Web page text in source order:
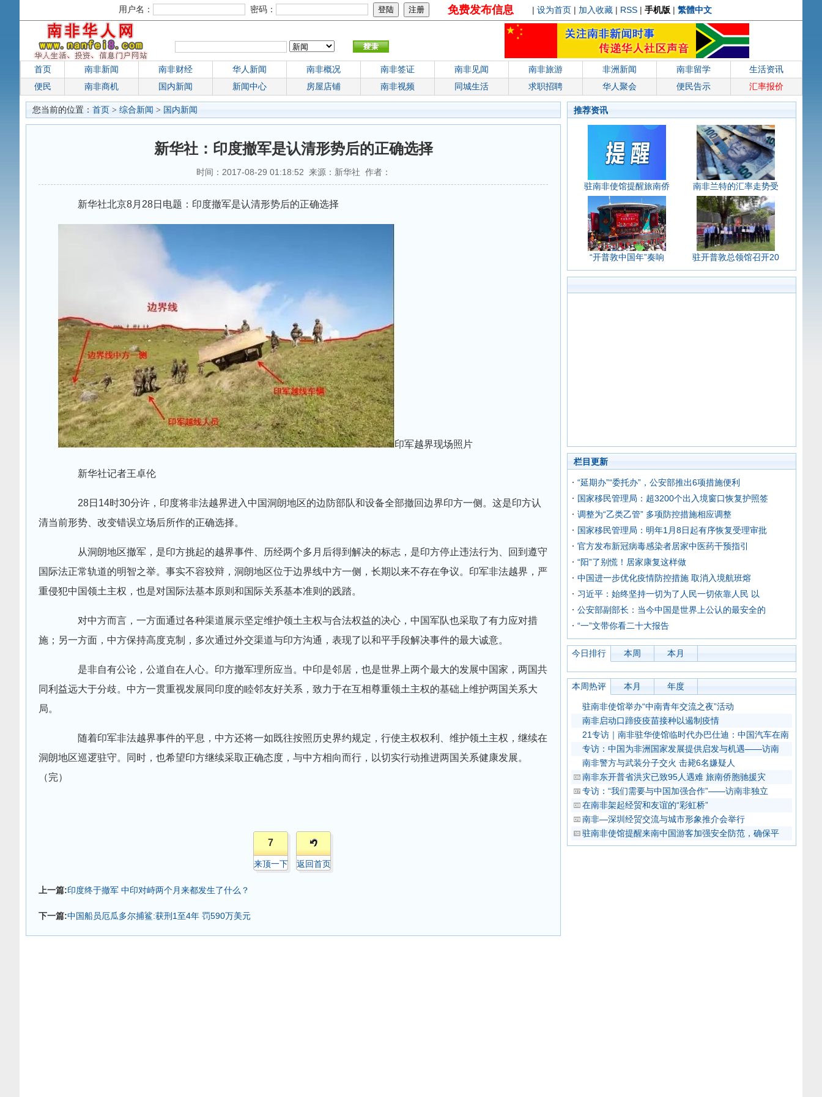
用户名： 密码： 免费发布信息 | 设为首页 | 加入收藏 | RSS | 手机版 | 繁體中文
首页 南非新闻 南非财经 华人新闻 南非概况 南非签证 南非见闻 南非旅游 非洲新闻 南非留学
生活资讯
便民
南非商机 国内新闻 新闻中心 房屋店铺 南非视频 同城生活 求职招聘 华人聚会 便民告示 汇率报价
您当前的位置： 首页 > 综合新闻 > 国内新闻
新华社：印度撤军是认清形势后的正确选择
时间：2017-08-29 01:18:52 来源：新华社 作者：
新华社北京8月28日电题：印度撤军是认清形势后的正确选择
印军越界现场照片
新华社记者王卓伦
28日14时30分许，印度将非法越界进入中国洞朗地区的边防部队和设备全部撤回边界印方一侧。这是印方认
清当前形势、改变错误立场后所作的正确选择。
从洞朗地区撤军，是印方挑起的越界事件、历经两个多月后得到解决的标志，是印方停止违法行为、回到遵守
国际法正常轨道的明智之举。事实不容狡辩，洞朗地区位于边界线中方一侧，长期以来不存在争议。印军非法越界，严
重侵犯中国领土主权，也是对国际法基本原则和国际关系基本准则的践踏。
对中方而言，一方面通过各种渠道展示坚定维护领土主权与合法权益的决心，中国军队也采取了有力应对措
施；另一方面，中方保持高度克制，多次通过外交渠道与印方沟通，表现了以和平手段解决事件的最大诚意。
是非自有公论，公道自在人心。印方撤军理所应当。中印是邻居，也是世界上两个最大的发展中国家，两国共
同利益远大于分歧。中方一贯重视发展同印度的睦邻友好关系，致力于在互相尊重领土主权的基础上维护两国关系大
局。
随着印军非法越界事件的平息，中方还将一如既往按照历史界约规定，行使主权权利、维护领土主权，继续在
洞朗地区巡逻驻守。同时，也希望印方继续采取正确态度，与中方相向而行，以切实行动推进两国关系健康发展。
（完）
7
来顶一下 返回首页
上一篇:印度终于撤军 中印对峙两个月来都发生了什么？
下一篇:中国船员厄瓜多尔捕鲨:获刑1至4年 罚590万美元
推荐资讯
驻南非使馆提醒旅南侨 南非兰特的汇率走势受
“开普敦中国年”奏响 驻开普敦总领馆召开20
栏目更新
“延期办”“委托办”，公安部推出6项措施便利
国家移民管理局：超3200个出入境窗口恢复护照签
调整为“乙类乙管” 多项防控措施相应调整
国家移民管理局：明年1月8日起有序恢复受理审批
官方发布新冠病毒感染者居家中医药干预指引
“阳”了别慌！居家康复这样做
中国进一步优化疫情防控措施 取消入境航班熔
习近平：始终坚持一切为了人民一切依靠人民 以
公安部副部长：当今中国是世界上公认的最安全的
“一”文带你看二十大报告
今日排行 本周 本月
本周热评 本月 年度
驻南非使馆举办“中南青年交流之夜”活动
南非启动口蹄疫疫苗接种以遏制疫情
21专访｜南非驻华使馆临时代办巴仕迪：中国汽车在南
专访：中国为非洲国家发展提供启发与机遇——访南
南非警方与武装分子交火 击毙6名嫌疑人
南非东开普省洪灾已致95人遇难 旅南侨胞驰援灾
专访：“我们需要与中国加强合作”——访南非独立
在南非架起经贸和友谊的“彩虹桥”
南非—深圳经贸交流与城市形象推介会举行
驻南非使馆提醒来南中国游客加强安全防范，确保平